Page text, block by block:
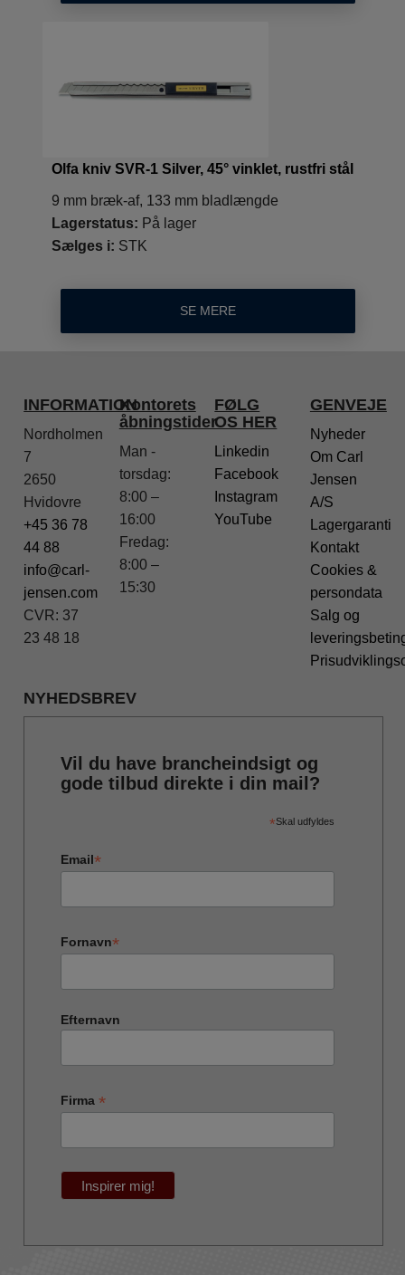
Olfa kniv SVR-1 Silver, 45° vinklet, rustfri stål
9 mm bræk-af, 133 mm bladlængde
Lagerstatus: På lager
Sælges i: STK
SE MERE
INFORMATION
Nordholmen
7
2650
Hvidovre
+45 36 78
44 88
info@carl-
jensen.com
CVR: 37
23 48 18
Kontorets
åbningstider
Man -
torsdag:
8:00 –
16:00
Fredag:
8:00 –
15:30
FØLG
OS HER
Linkedin
Facebook
Instagram
YouTube
GENVEJE
Nyheder
Om Carl
Jensen
A/S
Lagergaranti
Kontakt
Cookies &
persondata
Salg og
NYHEDSBREV
Vil du have brancheindsigt og
gode tilbud direkte i din mail?
*Skal udfyldes
Email*
Fornavn*
Efternavn
Firma*